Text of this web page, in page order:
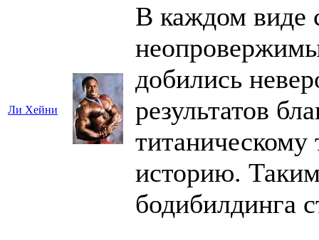
Ли Хейни
В каждом виде
добились
результатов
титаническому
историю.
бодибилдинга